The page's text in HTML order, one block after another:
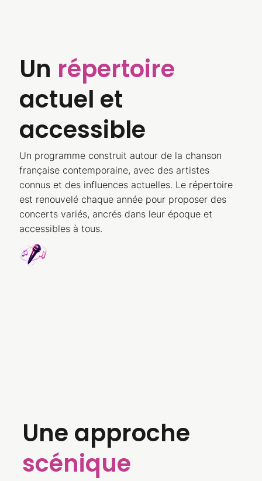
Un répertoire
actuel et
accessible
Un programme construit autour de la chanson
française contemporaine, avec des artistes
connus et des influences actuelles. Le répertoire
est renouvelé chaque année pour proposer des
concerts variés, ancrés dans leur époque et
accessibles à tous.
Une approche
scénique